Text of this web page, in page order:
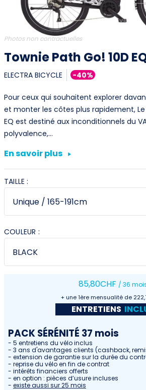
Photos non contractuelles
Townie Path Go! 10D
ELECTRA BICYCLE -40%
Pour ceux qui souhaitent explorer
et monter les côtes plus rapidement, Le
EQ est destiné aux inconditionnels du
polyvalence,…
En savoir plus
TAILLE :
COULEUR :
85,80CHF / 36
+ une 1ère mensualité de
ENTRETIENS
PACK SÉRÉNITÉ 37 mois
- 5 entretiens du vélo inclus
- 3 ans d'avantages clients (cashback,
- extension de garantie sur la durée du
- reprise du vélo en fin de contrat
- intérêts financiers offerts
- en option : pièces d’usure incluses
- existe aussi sur 25 mois